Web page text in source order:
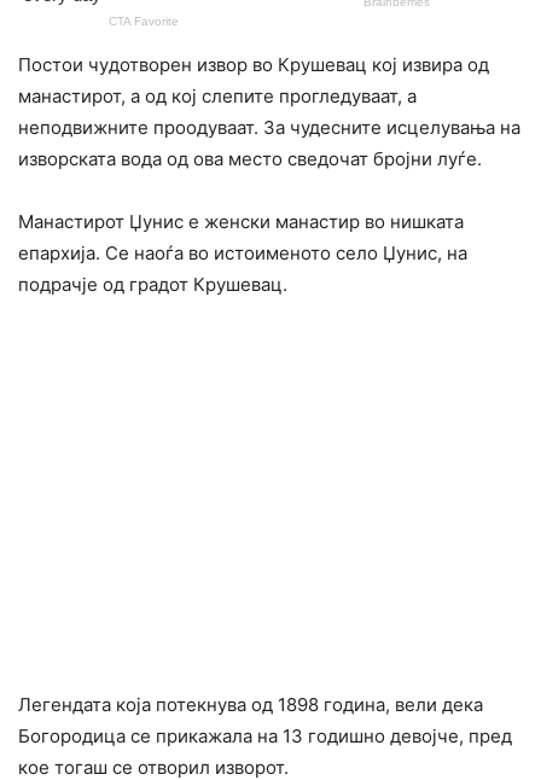
Постои чyдотворен извор во Крушевац кој извира од
манастирот, а од кој cлепите прогледуваат, а
неподвижните проодуваат. За чудесните исцелувања на
изворската вода од ова место сведочат бројни луѓе.
Манастирот Џунис е женски манастир во нишката
епархија. Се наоѓа во истоименото село Џунис, на
подрачје од градот Крушевац.
Легендата која потекнува од 1898 година, вели дека
Богородица се прикажала на 13 годишно девојче, пред
кое тогаш се отворил изворот.